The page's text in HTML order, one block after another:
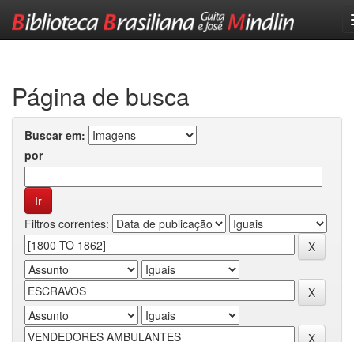
Página de busca
Buscar em:
por
Filtros correntes: